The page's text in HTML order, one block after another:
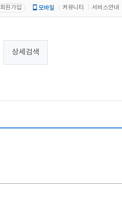
회원가입 모바일 커뮤니티 서비스안내
상세검색